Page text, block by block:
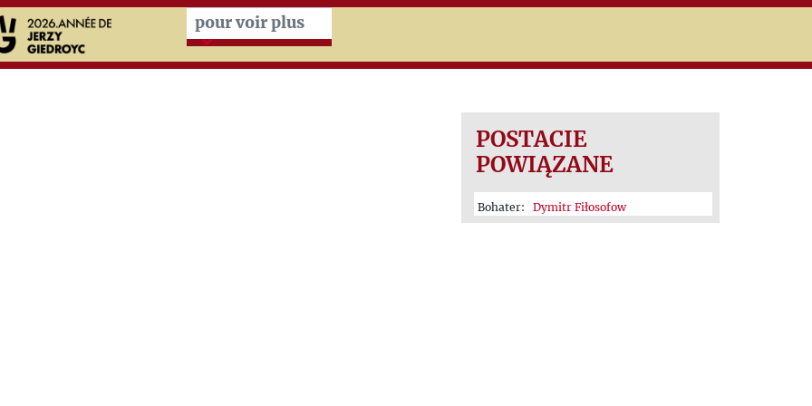
Przeskocz do treści zasadniczej
pour voir plus
POSTACIE
POWIĄZANE
Bohater: Dymitr Fiłosofow